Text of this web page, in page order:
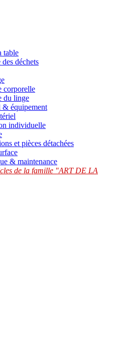
table
déchets
corporelle
du linge
& équipement
individuelle
et pièces détachées
& maintenance
de la famille "ART DE LA